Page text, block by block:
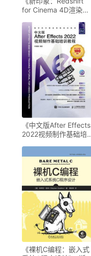
for Cinema 4D渲染技
《中文版After Effects
2022视频制作基础培
《裸机C编程：嵌入式